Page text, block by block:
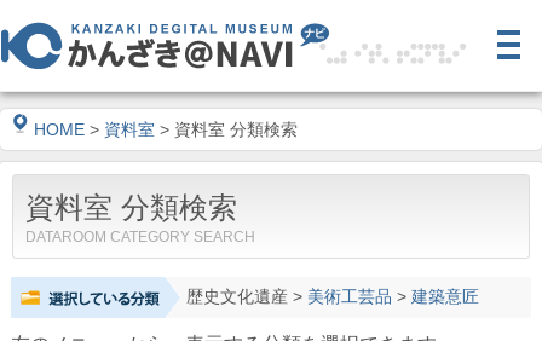
HOME > 資料室 > 資料室 分類検索
資料室 分類検索
DATAROOM CATEGORY SEARCH
歴史文化遺産> 美術工芸品 > 建築意匠